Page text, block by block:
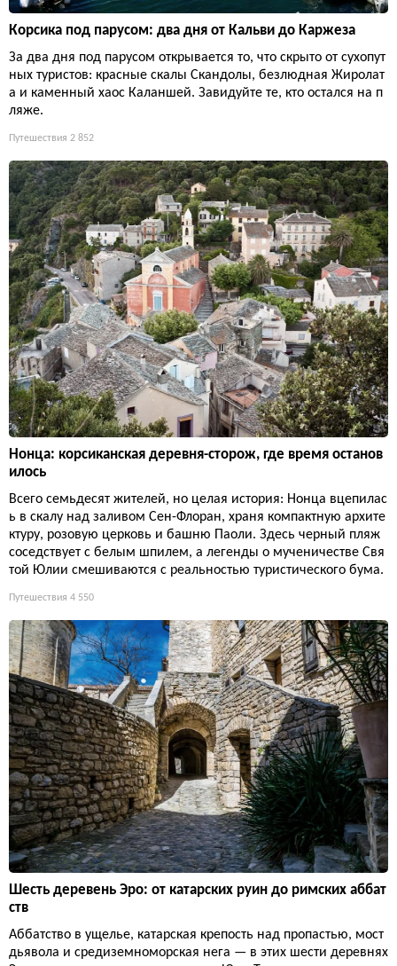
Корсика под парусом: два дня от Кальви до Каржеза
За два дня под парусом открывается то, что скрыто от сухопут
ных туристов: красные скалы Скандолы, безлюдная Жиролат
а и каменный хаос Каланшей. Завидуйте те, кто остался на п
ляже.
Путешествия 2 852
Нонца: корсиканская деревня-сторож, где время останов
илось
Всего семьдесят жителей, но целая история: Нонца вцепилас
ь в скалу над заливом Сен-Флоран, храня компактную архите
ктуру, розовую церковь и башню Паоли. Здесь черный пляж
соседствует с белым шпилем, а легенды о мученичестве Свя
той Юлии смешиваются с реальностью туристического бума.
Путешествия 4 550
Шесть деревень Эро: от катарских руин до римских аббат
ств
Аббатство в ущелье, катарская крепость над пропастью, мост
дьявола и средиземноморская нега — в этих шести деревнях